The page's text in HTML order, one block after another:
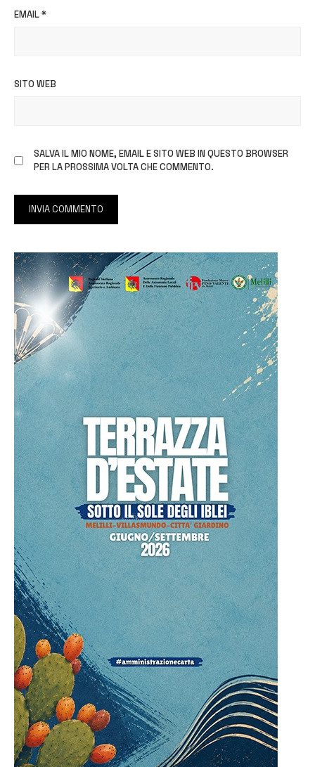
EMAIL*
SITO WEB
SALVA IL MIO NOME, EMAIL E SITO WEB IN QUESTO BROWSER
PER LA PROSSIMA VOLTA CHE COMMENTO.